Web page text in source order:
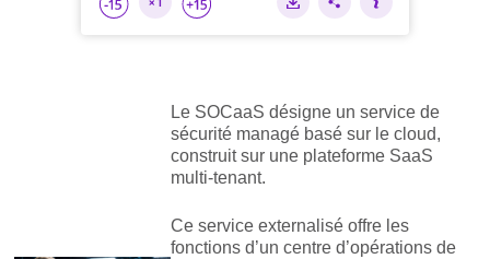
Le SOCaaS désigne un service de
sécurité managé basé sur le cloud,
construit sur une plateforme SaaS
multi-tenant.
Ce service externalisé offre les
fonctions d’un centre d’opérations de